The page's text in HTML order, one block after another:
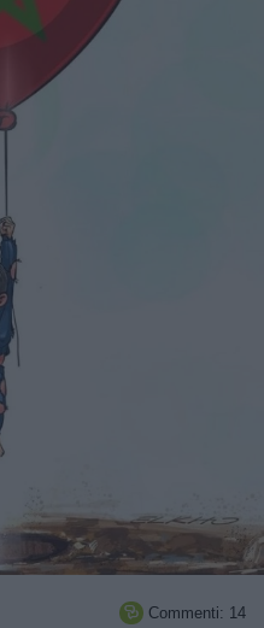
 Commenti: 14